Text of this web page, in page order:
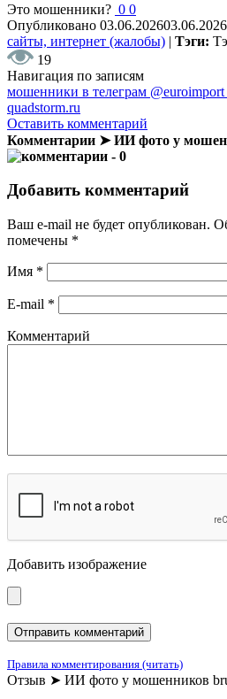
Это мошенники? 0 0
Опубликовано 03.06.202603.06.2026
сайты, интернет (жалобы) | Тэги:
19
Навигация по записям
мошенники в телеграм
quadstorm.ru
Оставить комментарий
Комментарии ➤ ИИ фото у
- 0
Добавить комментарий
Ваш e-mail не будет опубликован.
помечены *
Имя *
E-mail *
Комментарий
Добавить изображение
Правила комментирования (читать)
Отзыв ➤ ИИ фото у мошенников